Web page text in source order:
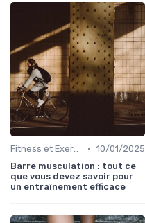
Fitness et Exercices • 10/01/2025
Barre musculation : tout ce
que vous devez savoir pour
un entraînement efficace